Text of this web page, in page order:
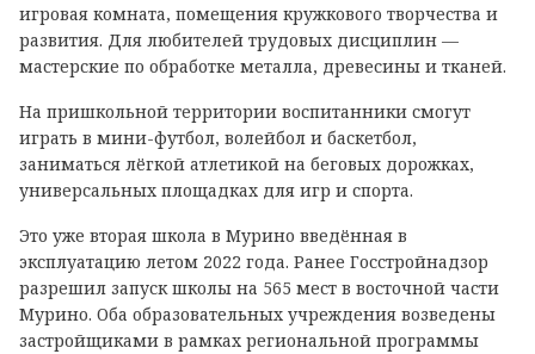
игровая комната, помещения кружкового творчества и
развития. Для любителей трудовых дисциплин —
мастерские по обработке металла, древесины и тканей.
На пришкольной территории воспитанники смогут
играть в мини-футбол, волейбол и баскетбол,
заниматься лёгкой атлетикой на беговых дорожках,
универсальных площадках для игр и спорта.
Это уже вторая школа в Мурино введённая в
эксплуатацию летом 2022 года. Ранее Госстройнадзор
разрешил запуск школы на 565 мест в восточной части
Мурино. Оба образовательных учреждения возведены
застройщиками в рамках региональной программы